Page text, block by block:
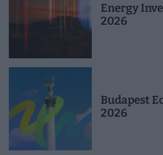
Energy
2026
Budapest
2026